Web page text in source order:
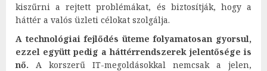
kiszűrni a rejtett problémákat, és biztosítják, hogy a
háttér a valós üzleti célokat szolgálja.
A technológiai fejlődés üteme folyamatosan gyorsul,
ezzel együtt pedig a háttérrendszerek jelentősége is
nő. A korszerű IT-megoldásokkal nemcsak a jelen,